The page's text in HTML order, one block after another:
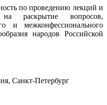
по проведению лекций и
раскрытие вопросов,
и межконфессионального
народов Российской
Санкт-Петербург